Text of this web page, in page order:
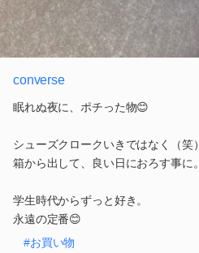
converse
眠れぬ夜に、ポチった物😊
シューズクロークいきではなく（笑）
箱から出して、良い日におろす事に。
学生時代からずっと好き。
永遠の定番😊
#お買い物